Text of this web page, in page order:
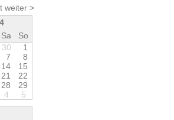
weiter >
Sa
So
30
1
7
8
14 1 5
21 22
28 29
4
5